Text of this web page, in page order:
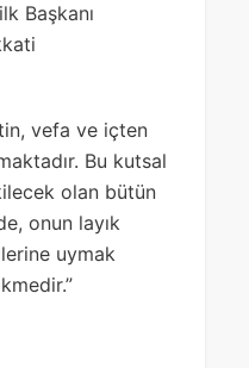
Başkanı
vefa ve içten
Bu kutsal
olan bütün
onun layık
uymak